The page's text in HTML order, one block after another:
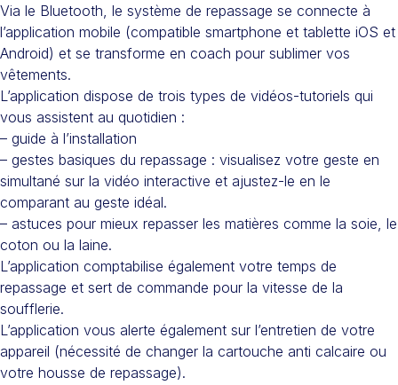
Via le Bluetooth, le système de repassage se connecte à
l’application mobile (compatible smartphone et tablette iOS et
Android) et se transforme en coach pour sublimer vos
vêtements.
L’application dispose de trois types de vidéos-tutoriels qui
vous assistent au quotidien :
– guide à l’installation
– gestes basiques du repassage : visualisez votre geste en
simultané sur la vidéo interactive et ajustez-le en le
comparant au geste idéal.
– astuces pour mieux repasser les matières comme la soie, le
coton ou la laine.
L’application comptabilise également votre temps de
repassage et sert de commande pour la vitesse de la
soufflerie.
L’application vous alerte également sur l’entretien de votre
appareil (nécessité de changer la cartouche anti calcaire ou
votre housse de repassage).